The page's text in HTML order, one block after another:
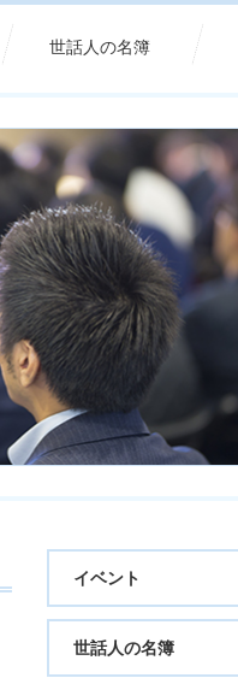
世話人の名簿
イベント
世話人の名簿